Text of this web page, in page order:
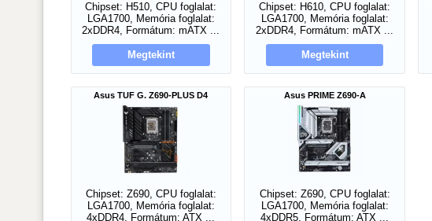
Chipset: H510, CPU foglalat:
LGA1700, Memória foglalat:
2xDDR4, Formátum: mATX ...
Megtekint
Chipset: H610, CPU foglalat:
LGA1700, Memória foglalat:
2xDDR4, Formátum: mATX ...
Megtekint
Asus TUF G. Z690-PLUS D4
Chipset: Z690, CPU foglalat:
LGA1700, Memória foglalat:
4xDDR4, Formátum: ATX ...
Asus PRIME Z690-A
Chipset: Z690, CPU foglalat:
LGA1700, Memória foglalat:
4xDDR5, Formátum: ATX ...